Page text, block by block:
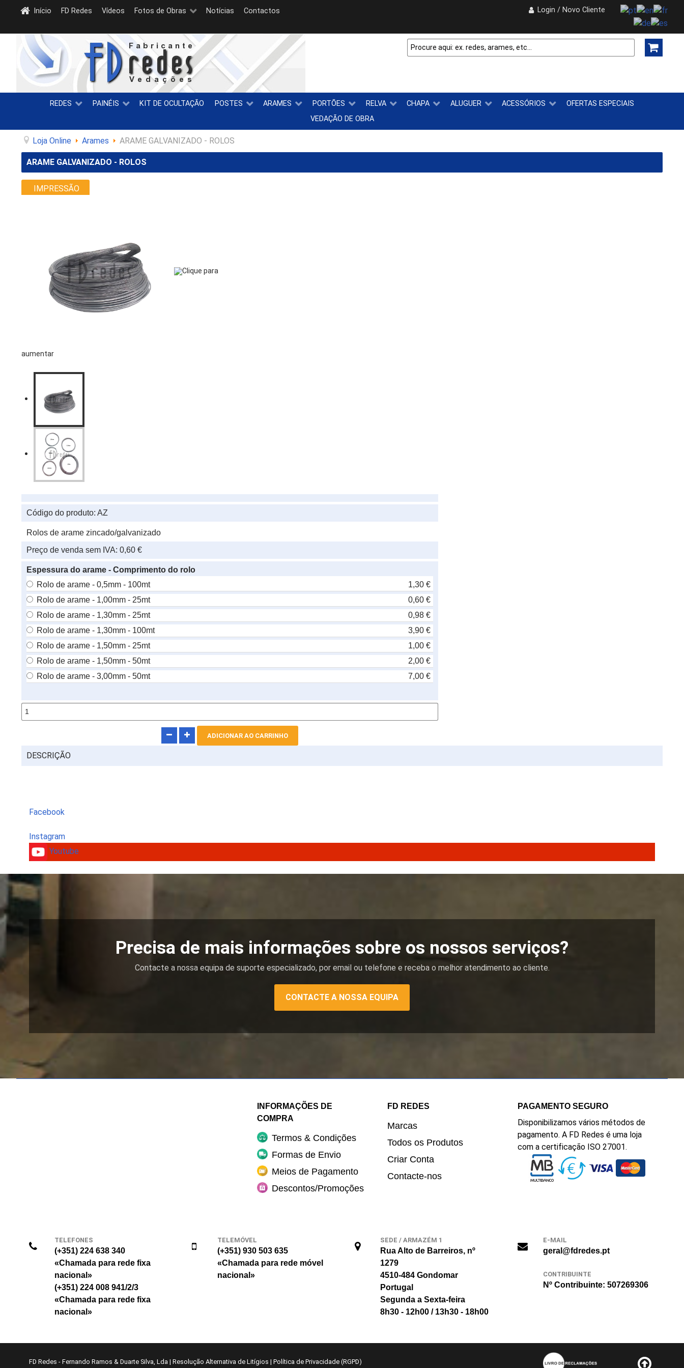
Início FD Redes Vídeos Fotos de Obras Notícias Login / Novo Cliente
Contactos
REDES PAINÉIS KIT DE OCULTAÇÃO POSTES ARAMES PORTÕES RELVA CHAPA ALUGUER ACESSÓRIOS
OFERTAS ESPECIAIS
VEDAÇÃO DE OBRA
Loja Online Arames ARAME GALVANIZADO - ROLOS
ARAME GALVANIZADO - ROLOS
IMPRESSÃO
Clique para
aumentar
Código do produto: AZ
Rolos de arame zincado/galvanizado
Preço de venda sem IVA: 0,60 €
Espessura do arame - Comprimento do rolo
Rolo de arame - 0,5mm - 100mt
1,30 €
Rolo de arame - 1,00mm - 25mt
0,60 €
Rolo de arame - 1,30mm - 25mt
0,98 €
Rolo de arame - 1,30mm - 100mt
3,90 €
Rolo de arame - 1,50mm - 25mt
1,00 €
Rolo de arame - 1,50mm - 50mt
2,00 €
Rolo de arame - 3,00mm - 50mt
7,00 €
DESCRIÇÃO
Facebook
Instagram
Youtube
Precisa de mais informações sobre os nossos serviços?
Contacte a nossa equipa de suporte especializado, por email ou telefone e receba o melhor atendimento ao cliente.
CONTACTE A NOSSA EQUIPA
INFORMAÇÕES DE
COMPRA
Termos & Condições
Formas de Envio
Meios de Pagamento
Descontos/Promoções
FD REDES
Marcas
Todos os Produtos
Criar Conta
Contacte-nos
PAGAMENTO SEGURO
Disponibilizamos vários métodos de
pagamento. A FD Redes é uma loja
com a certificação ISO 27001.
TELEFONES
(+351) 224 638 340
«Chamada para rede fixa
nacional»
(+351) 224 008 941/2/3
«Chamada para rede fixa
nacional»
TELEMÓVEL
(+351) 930 503 635
«Chamada para rede móvel
nacional»
SEDE / ARMAZÉM 1
Rua Alto de Barreiros, nº
1279
4510-484 Gondomar
Portugal
Segunda a Sexta-feira
8h30 - 12h00 / 13h30 - 18h00
E-MAIL
geral@fdredes.pt
CONTRIBUINTE
Nº Contribuinte: 507269306
FD Redes - Fernando Ramos & Duarte Silva, Lda | Resolução Alternativa de Litígios | Política de Privacidade (RGPD)